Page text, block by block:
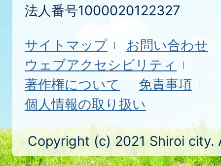
法人番号1000020122327
サイトマップ
お問い合わせ
ウェブアクセシビリティ
著作権について
免責事項
個人情報の取り扱い
Copyright (c) 2021 Shiroi city.